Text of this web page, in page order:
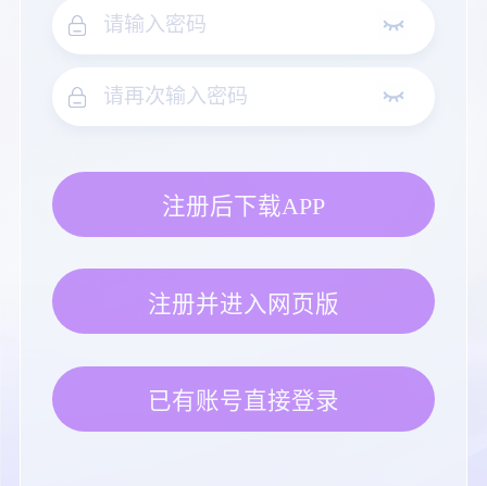
注册后下载APP
注册并进入网页版
已有账号直接登录